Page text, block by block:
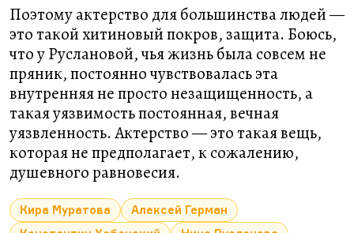
Поэтому актерство для большинства людей —
это такой хитиновый покров, защита. Боюсь,
что у Руслановой, чья жизнь была совсем не
пряник, постоянно чувствовалась эта
внутренняя не просто незащищенность, а
такая уязвимость постоянная, вечная
уязвленность. Актерство — это такая вещь,
которая не предполагает, к сожалению,
душевного равновесия.
Кира Муратова
Алексей Герман